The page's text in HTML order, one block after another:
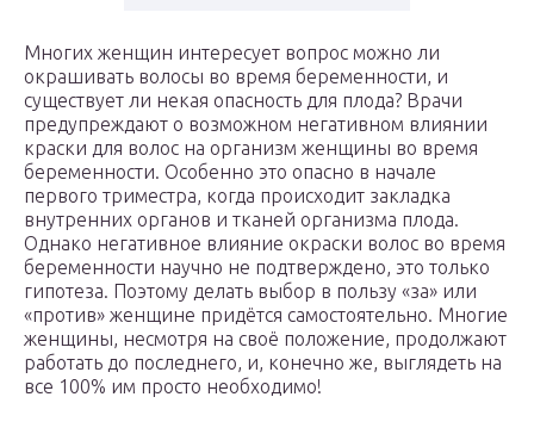
Многих женщин интересует вопрос можно ли
окрашивать волосы во время беременности, и
существует ли некая опасность для плода? Врачи
предупреждают о возможном негативном влиянии
краски для волос на организм женщины во время
беременности. Особенно это опасно в начале
первого триместра, когда происходит закладка
внутренних органов и тканей организма плода.
Однако негативное влияние окраски волос во время
беременности научно не подтверждено, это только
гипотеза. Поэтому делать выбор в пользу «за» или
«против» женщине придётся самостоятельно. Многие
женщины, несмотря на своё положение, продолжают
работать до последнего, и, конечно же, выглядеть на
все 100% им просто необходимо!